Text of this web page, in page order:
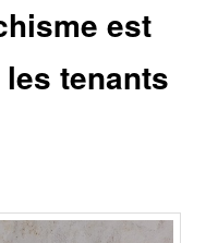
est
tenants